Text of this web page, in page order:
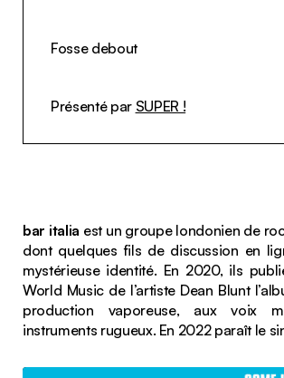
bar italia est un groupe londonien de
dont quelques fils de discussion en
mystérieuse identité. En 2020, ils
World Music de l’artiste Dean Blunt
production vaporeuse, aux voix
instruments rugueux. En 2022 paraît le
Fosse debout
Présenté par SUPER !